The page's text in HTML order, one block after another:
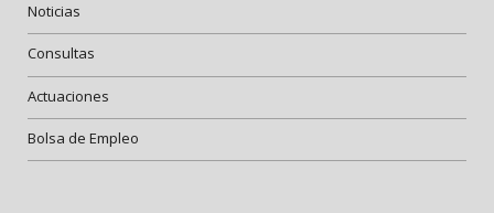
Noticias
Consultas
Actuaciones
Bolsa de Empleo